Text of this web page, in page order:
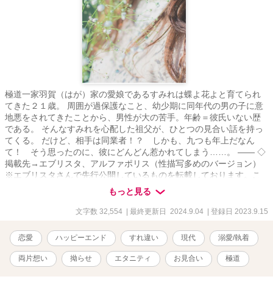
極道一家羽賀（はが）家の愛娘であるすみれは蝶よ花よと育てられ
てきた２１歳。 周囲が過保護なこと、幼少期に同年代の男の子に意
地悪をされてきたことから、男性が大の苦手。年齢＝彼氏いない歴
である。 そんなすみれを心配した祖父が、ひとつの見合い話を持っ
てくる。 だけど、相手は同業者！？ しかも、九つも年上だなん
て！ そう思ったのに、彼にどんどん惹かれてしまう……。 ―― ◇
掲載先→エブリスタ、アルファポリス（性描写多めのバージョン）
※エブリスタさんで先行公開しているものを転載しております。こ
もっと見る
文字数 32,554 | 最終更新日 2024.9.04 | 登録日 2023.9.15
恋愛 ハッピーエンド すれ違い 現代 溺愛/執着
両片想い 拗らせ エタニティ お見合い 極道